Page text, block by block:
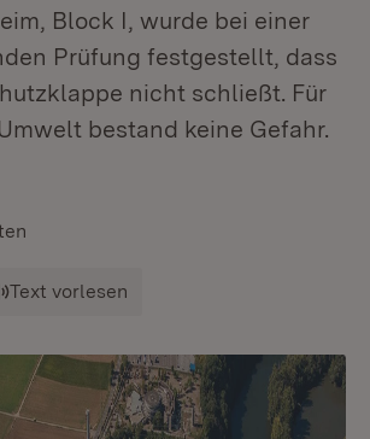
Block I, wurde bei einer
Prüfung festgestellt, dass
nicht schließt. Für
bestand keine Gefahr.
Text vorlesen